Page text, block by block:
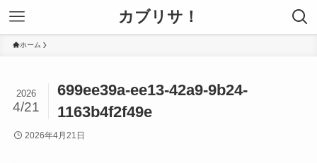
カブリサ！
ホーム
699ee39a-ee13-42a9-9b24-
1163b4f2f49e
2026
4/21
2026年4月21日